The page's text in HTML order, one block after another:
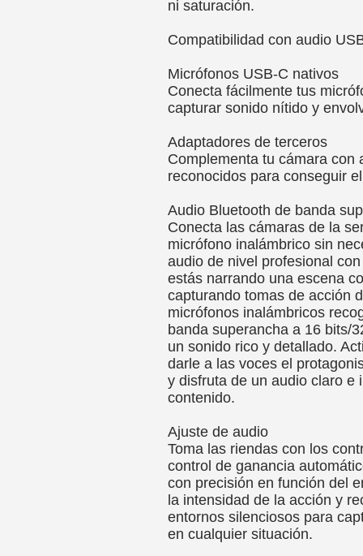
ni saturación.
Compatibilidad con audio
Micrófonos USB-C nativos
Conecta fácilmente tus
capturar sonido nítido y
Adaptadores de terceros
Complementa tu cámara con
reconocidos para conseguir
Audio Bluetooth de banda
Conecta las cámaras de la
micrófono inalámbrico sin
audio de nivel profesional
estás narrando una escena
capturando tomas de acción
micrófonos inalámbricos
banda superancha a 16 bits/
un sonido rico y detallado.
darle a las voces el
y disfruta de un audio claro e
contenido.
Ajuste de audio
Toma las riendas con los
control de ganancia
con precisión en función del
la intensidad de la acción y
entornos silenciosos para
en cualquier situación.